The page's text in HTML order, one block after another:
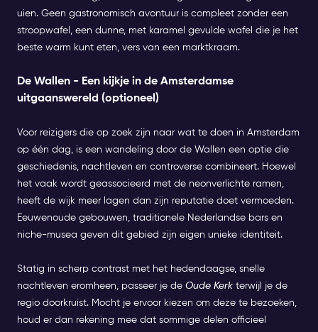
uien. Geen gastronomisch avontuur is compleet zonder een
stroopwafel, een dunne, met karamel gevulde wafel die je het
beste warm kunt eten, vers van een marktkraam.
De Wallen - Een kijkje in de Amsterdamse
uitgaanswereld (optioneel)
Voor reizigers die op zoek zijn naar wat te doen in Amsterdam
op één dag, is een wandeling door de Wallen een optie die
geschiedenis, nachtleven en controverse combineert. Hoewel
het vaak wordt geassocieerd met de neonverlichte ramen,
heeft de wijk meer lagen dan zijn reputatie doet vermoeden.
Eeuwenoude gebouwen, traditionele Nederlandse bars en
niche-musea geven dit gebied zijn eigen unieke identiteit.
Statig in scherp contrast met het hedendaagse, snelle
nachtleven eromheen, passeer je de Oude Kerk terwijl je de
regio doorkruist. Mocht je ervoor kiezen om deze te bezoeken,
houd er dan rekening mee dat sommige delen officieel